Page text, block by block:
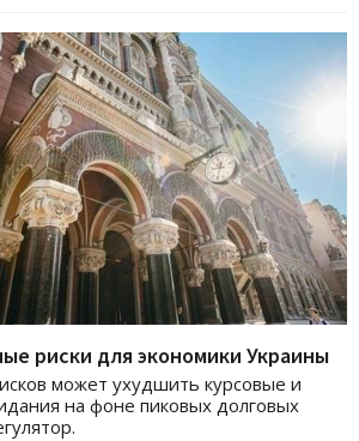
риски для экономики Украины
может ухудшить курсовые и
на фоне пиковых долговых